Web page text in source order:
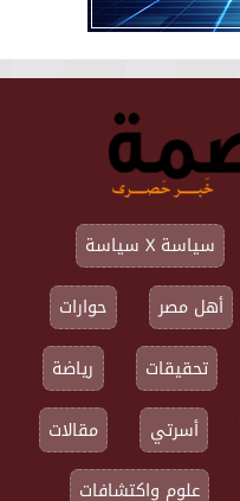
سياسة X سياسة
أهل مصر
حوارات
تحقيقات
رياضة
أسرتي
مقالات
علوم واكتشافات